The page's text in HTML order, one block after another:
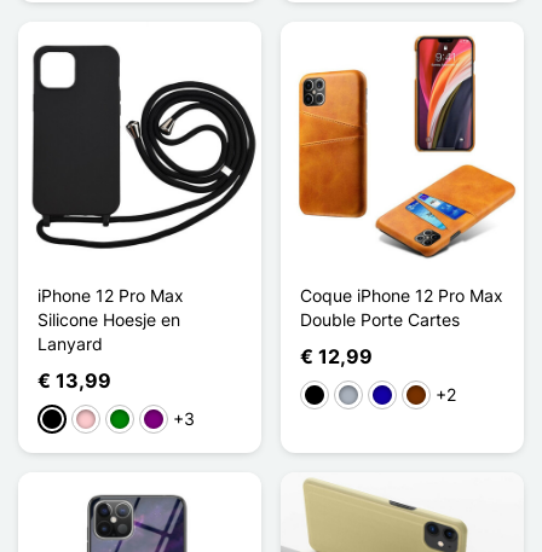
iPhone 12 Pro Max
Silicone Hoesje en
Lanyard
€ 13,99
ZwartRozeGroenPurper
+3
Coque iPhone 12 Pro Max
Double Porte Cartes
€ 12,99
ZwartGrijsDonkerblauw
Koffie
+2